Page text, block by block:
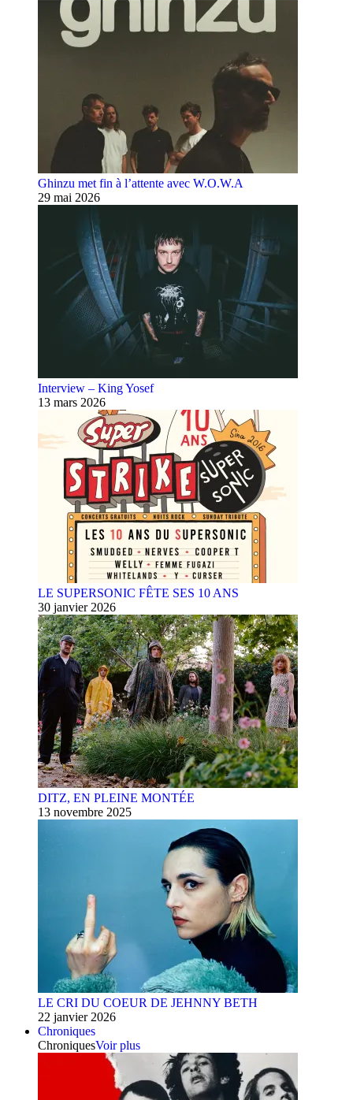
Ghinzu met fin à l’attente avec W.O.W.A
29 mai 2026
Interview – King Yosef
13 mars 2026
LE SUPERSONIC FÊTE SES 10 ANS
30 janvier 2026
DITZ, EN PLEINE MONTÉE
13 novembre 2025
LE CRI DU COEUR DE JEHNNY BETH
22 janvier 2026
Chroniques
ChroniquesVoir plus